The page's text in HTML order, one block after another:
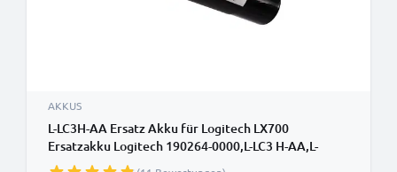
AKKUS
L-LC3H-AA Ersatz Akku für Logitech LX700
Ersatzakku Logitech 190264-0000,L-LC3 H-AA,L-
LC3H-AA - Zusatzakku 1800mAh, Batterie